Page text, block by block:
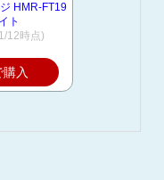
HMR-FT19
ト
12時点)
入